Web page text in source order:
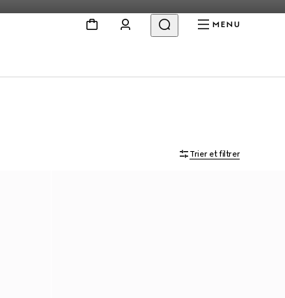
MENU
Trier et filtrer